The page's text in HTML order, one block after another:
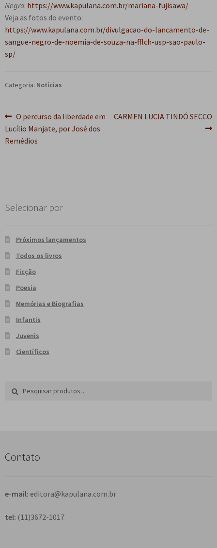
Negro: https://www.kapulana.com.br/mariana-fujisawa/
Veja as fotos do evento:
https://www.kapulana.com.br/divulgacao-do-lancamento-de-
sangue-negro-de-noemia-de-souza-na-fflch-usp-sao-paulo-
sp/
Categoria: Notícias
Navegação
de
Post
anterior:
O percurso da liberdade em
Lucílio Manjate, por José dos
Remédios
Próximo
CARMEN LUCIA TINDÓ SECCO
Selecionar por
Próximos lançamentos
Todos os livros
Ficção
Poesia
Memórias e Biografias
Infantis
Juvenis
Científicos
Pesquisar
a
Contato
e-mail: editora@kapulana.com.br
tel: (11)3672-1017